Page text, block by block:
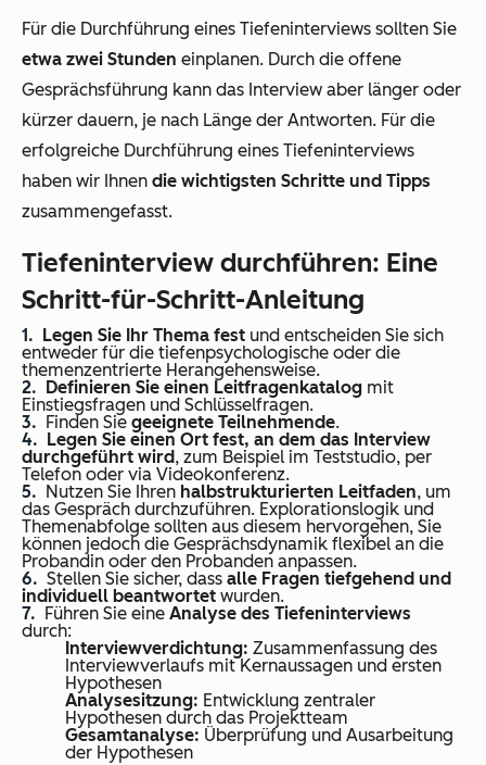
Für die Durchführung eines Tiefeninterviews sollten Sie
etwa zwei Stunden einplanen. Durch die offene
Gesprächsführung kann das Interview aber länger oder
kürzer dauern, je nach Länge der Antworten. Für die
erfolgreiche Durchführung eines Tiefeninterviews
haben wir Ihnen die wichtigsten Schritte und Tipps
zusammengefasst.
Tiefeninterview durchführen: Eine
Schritt-für-Schritt-Anleitung
Legen Sie Ihr Thema fest und entscheiden Sie sich
entweder für die tiefenpsychologische oder die
themenzentrierte Herangehensweise.
Definieren Sie einen Leitfragenkatalog mit
Einstiegsfragen und Schlüsselfragen.
Finden Sie geeignete Teilnehmende.
Legen Sie einen Ort fest, an dem das Interview
durchgeführt wird, zum Beispiel im Teststudio, per
Telefon oder via Videokonferenz.
Nutzen Sie Ihren halbstrukturierten Leitfaden, um
das Gespräch durchzuführen. Explorationslogik und
Themenabfolge sollten aus diesem hervorgehen, Sie
können jedoch die Gesprächsdynamik flexibel an die
Probandin oder den Probanden anpassen.
Stellen Sie sicher, dass alle Fragen tiefgehend und
individuell beantwortet wurden.
Führen Sie eine Analyse des Tiefeninterviews
durch:
Interviewverdichtung: Zusammenfassung des
Interviewverlaufs mit Kernaussagen und ersten
Hypothesen
Analysesitzung: Entwicklung zentraler
Hypothesen durch das Projektteam
Gesamtanalyse: Überprüfung und Ausarbeitung
der Hypothesen